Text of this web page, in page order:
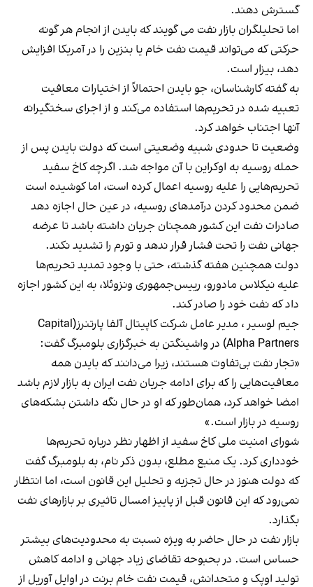
گسترش دهند.
اما تحلیلگران بازار نفت می گویند که بایدن از انجام هر گونه
حرکتی که می‌تواند قیمت نفت خام یا بنزین را در آمریکا افزایش
دهد، بیزار است.
به گفته کارشناسان، جو بایدن احتمالاً از اختیارات معافیت
تعبیه شده در تحریم‌ها استفاده می‌کند و از اجرای سختگیرانه
آنها اجتناب خواهد کرد.
وضعیت تا حدودی شبیه وضعیتی است که دولت بایدن پس از
حمله روسیه به اوکراین با آن مواجه شد. اگرچه کاخ سفید
تحریم‌هایی را علیه روسیه اعمال کرده است، اما کوشیده است
ضمن محدود کردن درآمدهای روسیه، در عین حال اجازه دهد
صادرات نفت این کشور همچنان جریان داشته باشد تا عرضه
جهانی نفت را تحت فشار قرار ندهد و تورم را تشدید نکند.
دولت همچنین هفته گذشته، حتی با وجود تمدید تحریم‌ها
علیه نیکلاس مادورو، رییس‌جمهوری ونزوئلا، به این کشور اجازه
داد که نفت خود را صادر کند.
جیم لوسیر ، مدیر عامل شرکت کاپیتال آلفا پارتنرز(Capital
Alpha Partners) در واشینگتن به خبرگزاری بلومبرگ گفت:
«تجار نفت بی‌تفاوت هستند، زیرا می‌دانند که بایدن همه
معافیت‌هایی را که برای ادامه جریان نفت ایران به بازار لازم باشد
امضا خواهد کرد، همان‌طور که او در حال نگه داشتن بشکه‌های
روسیه در بازار است.»
شورای امنیت ملی کاخ سفید از اظهار نظر درباره تحریم‌ها
خودداری کرد. یک منبع مطلع، بدون ذکر نام، به بلومبرگ گفت
که دولت هنوز در حال تجزیه و تحلیل این قانون است، اما انتظار
نمی‌رود که این قانون قبل از پاییز امسال تاثیری بر بازارهای نفت
بگذارد.
بازار نفت در حال حاضر به ویژه نسبت به محدودیت‌های بیشتر
حساس است. در بحبوحه تقاضای زیاد جهانی و ادامه کاهش
تولید اوپک و متحدانش، قیمت نفت خام برنت در اوایل آوریل از